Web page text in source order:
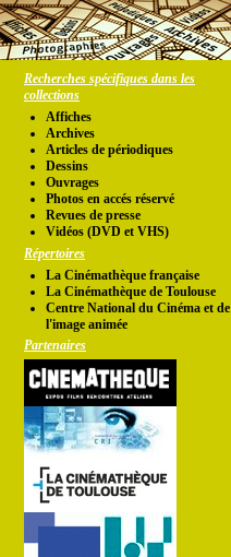
Recherches spécifiques dans les
collections
Affiches
Archives
Articles de périodiques
Dessins
Ouvrages
Photos en accés réservé
Revues de presse
Vidéos (DVD et VHS)
Répertoires
La Cinémathèque française
La Cinémathèque de Toulouse
Centre National du Cinéma et de
l'image animée
Partenaires